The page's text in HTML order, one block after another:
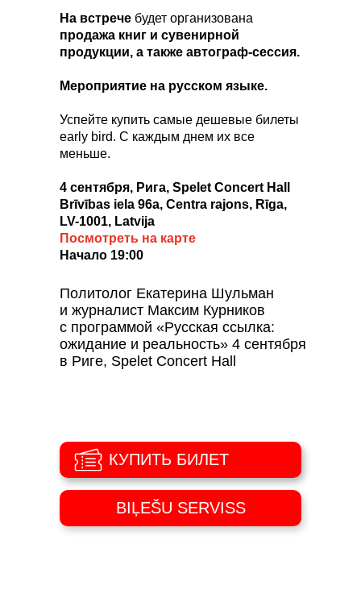
На встрече будет организована
продажа книг и сувенирной
продукции, а также автограф-сессия.
Мероприятие на русском языке.
Успейте купить самые дешевые билеты
early bird. C каждым днем их все
меньше.
4 сентября, Рига, Spelet Concert Hall
Brīvības iela 96a, Centra rajons, Rīga,
LV-1001, Latvija
Посмотреть на карте
Начало 19:00
Политолог Екатерина Шульман
и журналист Максим Курников
с программой «Русская ссылка:
ожидание и реальность» 4 сентября
в Риге, Spelet Concert Hall
КУПИТЬ БИЛЕТ
BIĻEŠU SERVISS